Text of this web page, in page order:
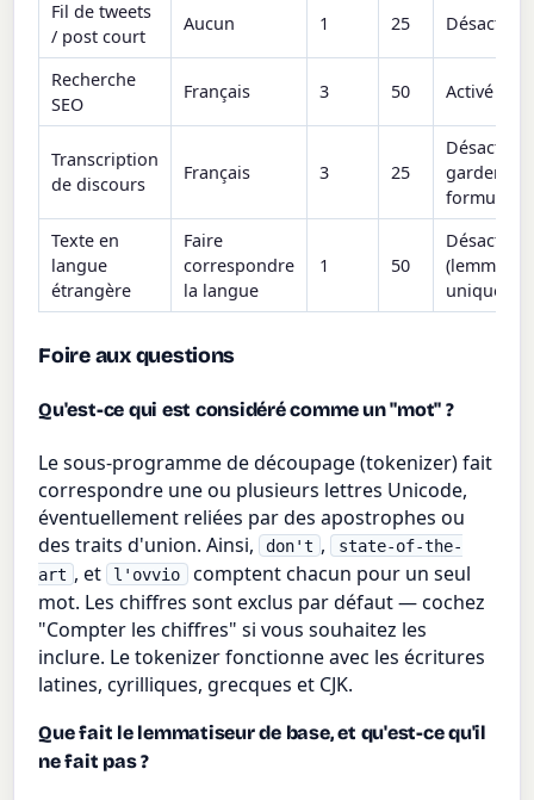
Fil de tweets
/ post court
Aucun 1 25 Désactivé
Recherche
SEO
Français 3 50 Activé
Transcription
de discours
Français 3 25
Désactivé
garder la
Texte en
langue
étrangère
Faire
correspondre
la langue
1 50
Désactivé
Foire aux questions
Qu'est-ce qui est considéré comme un "mot" ?
Le sous-programme de découpage (tokenizer) fait
correspondre une ou plusieurs lettres Unicode,
éventuellement reliées par des apostrophes ou
des traits d'union. Ainsi, don't , state-of-the-
art , et l'ovvio comptent chacun pour un seul
mot. Les chiffres sont exclus par défaut — cochez
"Compter les chiffres" si vous souhaitez les
inclure. Le tokenizer fonctionne avec les écritures
latines, cyrilliques, grecques et CJK.
Que fait le lemmatiseur de base, et qu'est-ce qu'il
ne fait pas ?